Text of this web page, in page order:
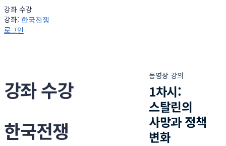
강좌 수강
강좌: 한국전쟁
로그인
강좌 수강
한국전쟁
동영상 강의
1차시:
스탈린의
사망과 정책
변화